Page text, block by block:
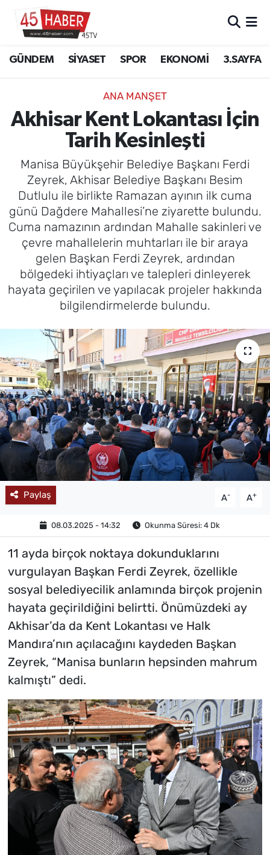
GÜNDEM SİYASET SPOR EKONOMİ 3.SAYFA
ANA MANŞET
Akhisar Kent Lokantası İçin
Tarih Kesinleşti
Manisa Büyükşehir Belediye Başkanı Ferdi
Zeyrek, Akhisar Belediye Başkanı Besim
Dutlulu ile birlikte Ramazan ayının ilk cuma
günü Dağdere Mahallesi’ne ziyarette bulundu.
Cuma namazının ardından Mahalle sakinleri ve
çevre mahallelerin muhtarları ile bir araya
gelen Başkan Ferdi Zeyrek, ardından
bölgedeki ihtiyaçları ve talepleri dinleyerek
hayata geçirilen ve yapılacak projeler hakkında
bilgilendirmelerde bulundu.
Paylaş A- A+
08.03.2025 - 14:32 Okunma Süresi: 4 Dk
11 ayda birçok noktaya dokunduklarını
vurgulayan Başkan Ferdi Zeyrek, özellikle
sosyal belediyecilik anlamında birçok projenin
hayata geçirildiğini belirtti. Önümüzdeki ay
Akhisar’da da Kent Lokantası ve Halk
Mandıra’nın açılacağını kaydeden Başkan
Zeyrek, “Manisa bunların hepsinden mahrum
kalmıştı” dedi.
SİYASET
SPOR
EKONOMİ
3.SAYFA
EĞİTİM
SAĞLIK
YAŞAM
MAGAZİN
Manisa Hava Durumu
Manisa Namaz Vakitleri
Manisa Trafik Yoğunluk Haritası
Süper Lig Puan Durumu ve Fikstür
Tüm Manşetler
Son Dakika Haberleri
Haber Arşivi